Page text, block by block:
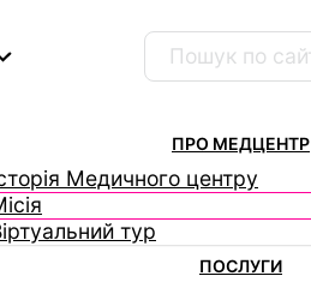
Пошук …
ПРО МЕДЦЕНТР
Медичного центру
тур
ПОСЛУГИ